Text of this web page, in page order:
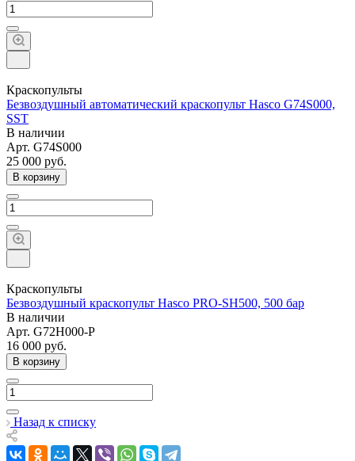
Краскопульты
Безвоздушный автоматический краскопульт Hasco G74S000,
SST
В наличии
Арт. G74S000
25 000 руб.
В корзину
Краскопульты
Безвоздушный краскопульт Hasco PRO-SH500, 500 бар
В наличии
Арт. G72H000-P
16 000 руб.
В корзину
Назад к списку